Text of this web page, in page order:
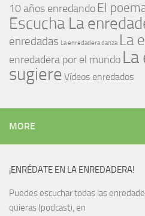
10 años enredando El
Escucha La
enredadas La enredadera danza La
enredadera por el mundo La
sugiere Vídeos enredados
MORE
¡ENRÉDATE EN LA ENREDADERA!
Puedes escuchar todas las
quieras (podcast), en